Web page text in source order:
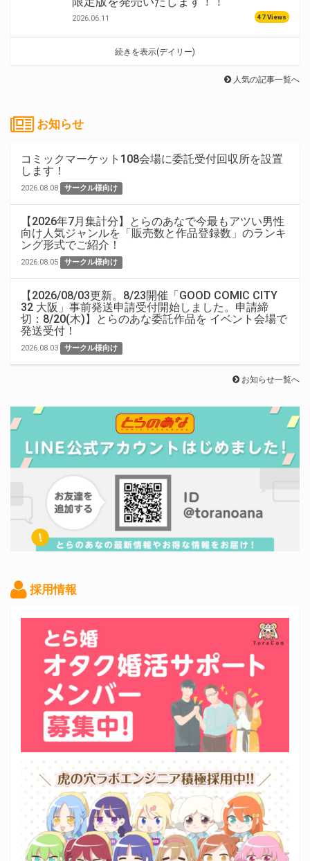
2026.06.11 47 Views
続きを表示(デイリー)
人気の記事一覧へ
お知らせ
コミックマーケット108会場に委託受付回収所を設置
します！
2026.08.08 サークル様向け
【2026年7月集計分】とらのあなで今最もアツい男性
向け人気ジャンルを「販売数と作品登録数」のランキ
ング形式でご紹介！
2026.08.05 サークル様向け
【2026/08/03更新。8/23開催「GOOD COMIC CITY
32 大阪」事前発送申請受付開始しました。申請締
切：8/20(木)】とらのあな委託作品を イベント会場で
発送受付！
2026.08.03 サークル様向け
お知らせ一覧へ
採用情報